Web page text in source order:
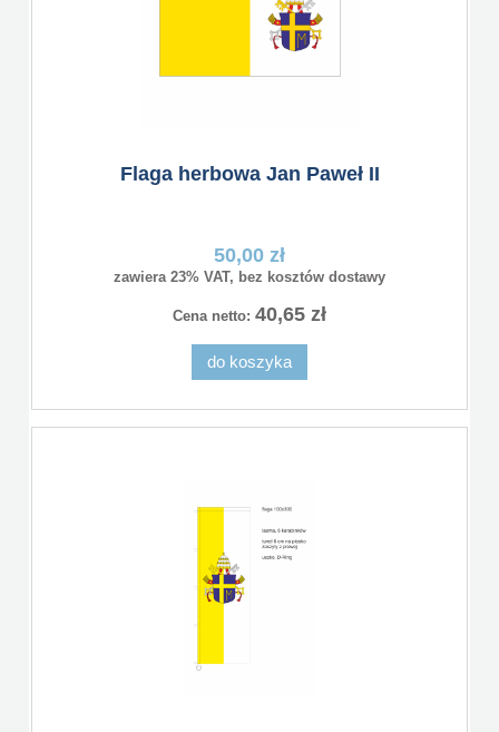
Flaga herbowa Jan Paweł II
50,00 zł
zawiera 23% VAT, bez kosztów dostawy
Cena netto: 40,65 zł
do koszyka